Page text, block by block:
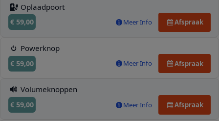
Oplaadpoort
€ 59,00 Meer Info Afspraak
Powerknop
€ 59,00 Meer Info Afspraak
Volumeknoppen
€ 59,00 Meer Info Afspraak